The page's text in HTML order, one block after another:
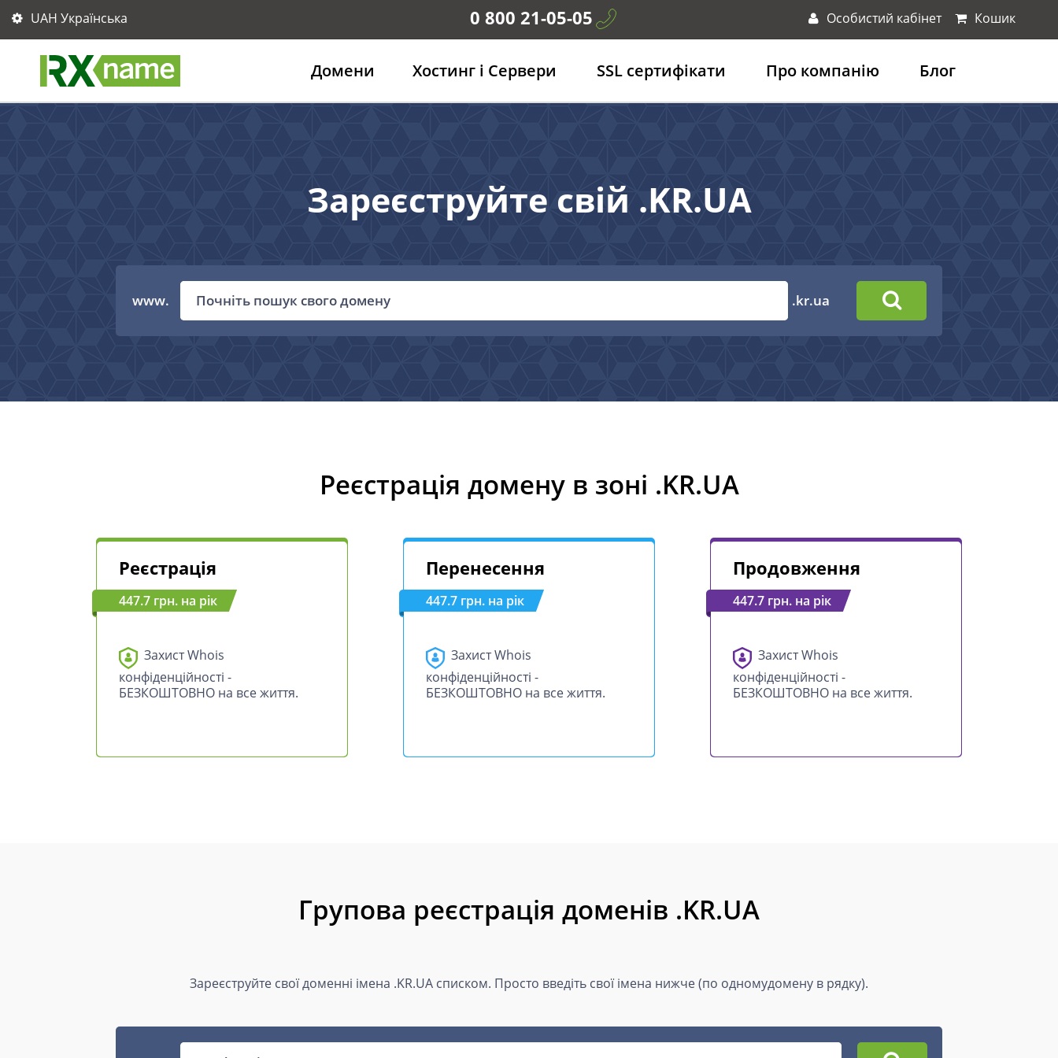
UAH Українська 0 800 21-05-05 Особистий кабінет Кошик
Домени Хостинг і Сервери SSL сертифікати Про компанію Блог
Зареєструйте свій .KR.UA
www. .kr.ua
Реєстрація домену в зоні .KR.UA
Реєстрація
447.7 грн. на рік
Захист Whois
конфіденційності -
БЕЗКОШТОВНО на все життя.
Перенесення
447.7 грн. на рік
Захист Whois
конфіденційності -
БЕЗКОШТОВНО на все життя.
Продовження
447.7 грн. на рік
Захист Whois
конфіденційності -
БЕЗКОШТОВНО на все життя.
Групова реєстрація доменів .KR.UA
Зареєструйте свої доменні імена .KR.UA списком. Просто введіть свої імена нижче (по одномудомену в рядку).